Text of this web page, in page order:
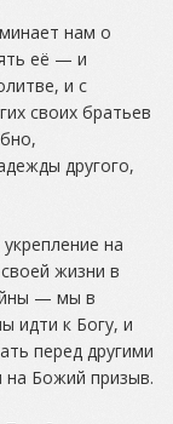
нам о
её — и
и с
своих братьев
другого,
на
жизни в
— мы в
идти к Богу, и
перед другими
на Божий призыв.